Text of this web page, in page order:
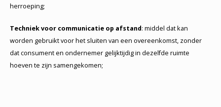
herroeping;
Techniek voor communicatie op afstand: middel dat kan
worden gebruikt voor het sluiten van een overeenkomst, zonder
dat consument en ondernemer gelijktijdig in dezelfde ruimte
hoeven te zijn samengekomen;